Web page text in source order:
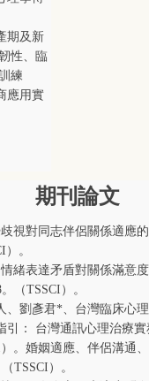
期及新
性、 臨
練
應用實
期刊論文
視對同志伴侶關係適應
）。
緒表達矛盾對關係滿意
。（TSSCI ）。
、劉彥君*、台灣臨床心
引： 台灣通訊心理治療
）。婚姻適應、伴侶溝通
TSSCI ）。